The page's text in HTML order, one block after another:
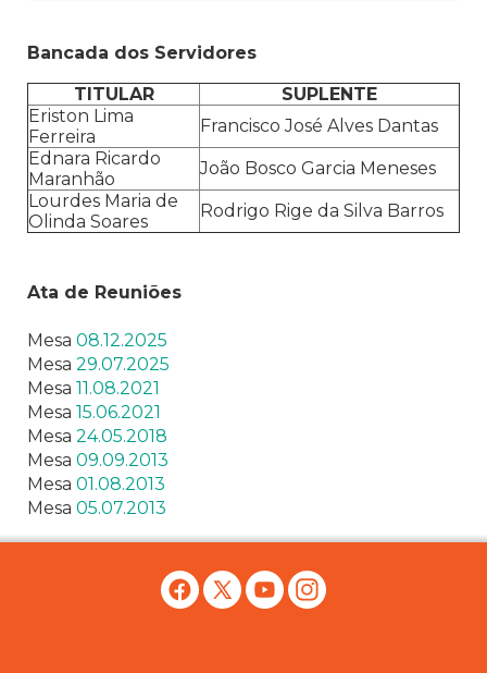
Bancada dos Servidores
TITULAR
SUPLENTE
Eriston Lima
Ferreira
Francisco José Alves Dantas
Ednara Ricardo
Maranhão
João Bosco Garcia Meneses
Lourdes Maria de
Olinda Soares
Rodrigo Rige da Silva Barros
Ata de Reuniões
Mesa 08.12.2025
Mesa 29.07.2025
Mesa 11.08.2021
Mesa 15.06.2021
Mesa 24.05.2018
Mesa 09.09.2013
Mesa 01.08.2013
Mesa 05.07.2013